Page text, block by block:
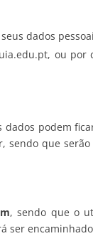
dados
ou por
podem
sendo que
, sendo que o
ser